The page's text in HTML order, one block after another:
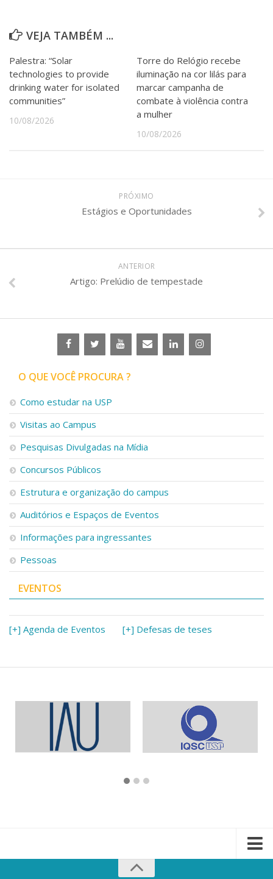
VEJA TAMBÉM ...
Palestra: “Solar
technologies to provide
drinking water for isolated
communities”
10/08/2026
Torre do Relógio recebe
iluminação na cor lilás para
marcar campanha de
combate à violência contra
a mulher
10/08/2026
PRÓXIMO
Estágios e Oportunidades
ANTERIOR
Artigo: Prelúdio de tempestade
O QUE VOCÊ PROCURA ?
Como estudar na USP
Visitas ao Campus
Pesquisas Divulgadas na Mídia
Concursos Públicos
Estrutura e organização do campus
Auditórios e Espaços de Eventos
Informações para ingressantes
Pessoas
EVENTOS
[+] Agenda de Eventos [+] Defesas de teses